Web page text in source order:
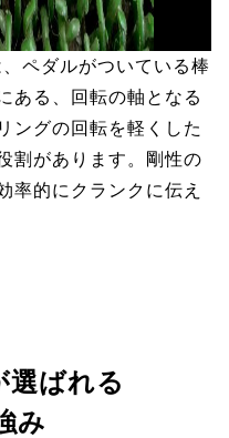
ペダルがついている棒
ある、回転の軸となる
ングの回転を軽くした
割があります。剛性の
率的にクランクに伝え
選ばれる
み